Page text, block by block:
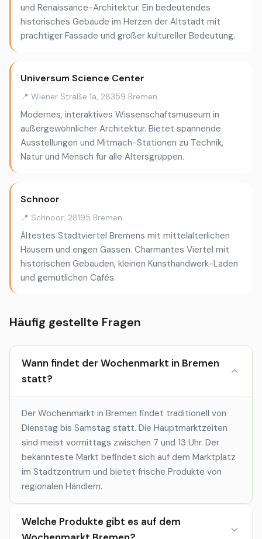
und Renaissance-Architektur. Ein bedeutendes
historisches Gebäude im Herzen der Altstadt mit
prächtiger Fassade und großer kultureller Bedeutung.
Universum Science Center
📍 Wiener Straße 1a, 28359 Bremen
Modernes, interaktives Wissenschaftsmuseum in
außergewöhnlicher Architektur. Bietet spannende
Ausstellungen und Mitmach-Stationen zu Technik,
Natur und Mensch für alle Altersgruppen.
Schnoor
📍 Schnoor, 28195 Bremen
Ältestes Stadtviertel Bremens mit mittelalterlichen
Häusern und engen Gassen. Charmantes Viertel mit
historischen Gebäuden, kleinen Kunsthandwerk-Läden
und gemütlichen Cafés.
Häufig gestellte Fragen
Wann findet der Wochenmarkt in Bremen
statt?
Der Wochenmarkt in Bremen findet traditionell von
Dienstag bis Samstag statt. Die Hauptmarktzeiten
sind meist vormittags zwischen 7 und 13 Uhr. Der
bekannteste Markt befindet sich auf dem Marktplatz
im Stadtzentrum und bietet frische Produkte von
regionalen Händlern.
Welche Produkte gibt es auf dem